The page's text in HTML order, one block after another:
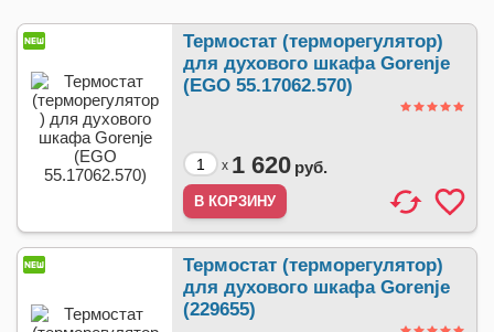
Термостат (терморегулятор)
для духового шкафа Gorenje
(EGO 55.17062.570)
x 1 620 руб.
Термостат (терморегулятор)
для духового шкафа Gorenje
(229655)